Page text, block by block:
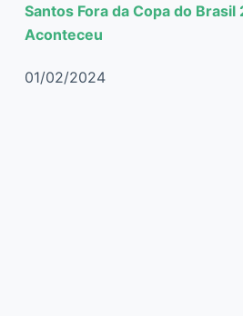
Santos Fora da Copa do Brasil
Aconteceu
01/02/2024